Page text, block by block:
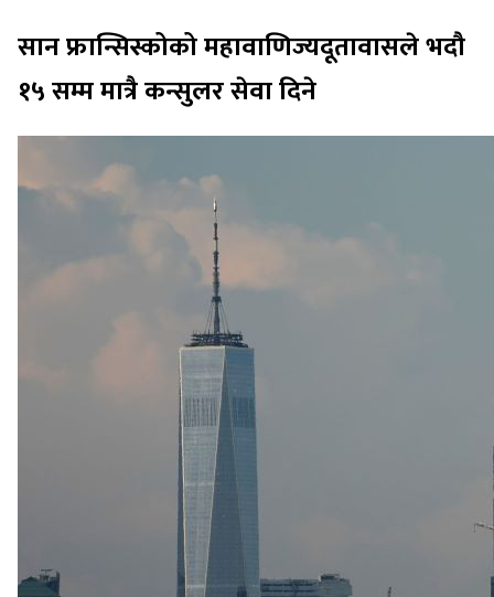
सान फ्रान्सिस्कोको महावाणिज्यदूतावासले भदौ
१५ सम्म मात्रै कन्सुलर सेवा दिने